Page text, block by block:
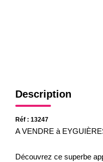
Description
Réf : 13247
A VENDRE à
Découvrez ce superbe